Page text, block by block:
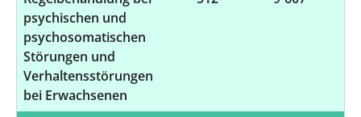
psychischen und
psychosomatischen
Störungen und
Verhaltensstörungen
bei Erwachsenen